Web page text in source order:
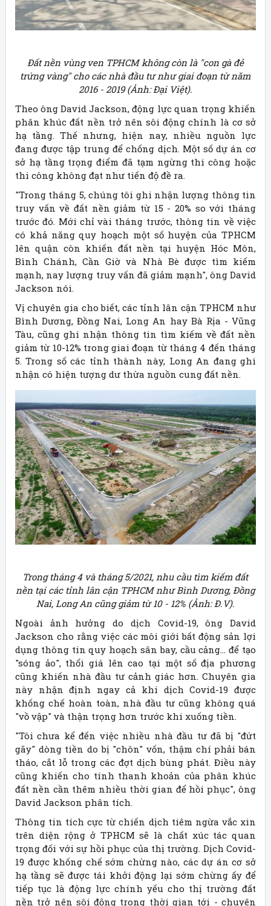
Đất nền vùng ven TPHCM không còn là "con gà đẻ
trứng vàng" cho các nhà đầu tư như giai đoạn từ năm
2016 - 2019 (Ảnh: Đại Việt).
Theo ông David Jackson, động lực quan trọng khiến
phân khúc đất nền trở nên sôi động chính là cơ sở
hạ tầng. Thế nhưng, hiện nay, nhiều nguồn lực
đang được tập trung để chống dịch. Một số dự án cơ
sở hạ tầng trọng điểm đã tạm ngừng thi công hoặc
thi công không đạt như tiến độ đề ra.
"Trong tháng 5, chúng tôi ghi nhận lượng thông tin
truy vấn về đất nền giảm từ 15 - 20% so với tháng
trước đó. Mới chỉ vài tháng trước, thông tin về việc
có khả năng quy hoạch một số huyện của TPHCM
lên quận còn khiến đất nền tại huyện Hóc Môn,
Bình Chánh, Cần Giờ và Nhà Bè được tìm kiếm
mạnh, nay lượng truy vấn đã giảm mạnh", ông David
Jackson nói.
Vị chuyên gia cho biết, các tỉnh lân cận TPHCM như
Bình Dương, Đồng Nai, Long An hay Bà Rịa - Vũng
Tàu, cũng ghi nhận thông tin tìm kiếm về đất nền
giảm từ 10-12% trong giai đoạn từ tháng 4 đến tháng
5. Trong số các tỉnh thành này, Long An đang ghi
nhận có hiện tượng dư thừa nguồn cung đất nền.
Trong tháng 4 và tháng 5/2021, nhu cầu tìm kiếm đất
nền tại các tỉnh lân cận TPHCM như Bình Dương, Đồng
Nai, Long An cũng giảm từ 10 - 12% (Ảnh: Đ.V).
Ngoài ảnh hưởng do dịch Covid-19, ông David
Jackson cho rằng việc các môi giới bất động sản lợi
dụng thông tin quy hoạch sân bay, cầu cảng… để tạo
"sóng ảo", thổi giá lên cao tại một số địa phương
cũng khiến nhà đầu tư cảnh giác hơn. Chuyên gia
này nhận định ngay cả khi dịch Covid-19 được
khống chế hoàn toàn, nhà đầu tư cũng không quá
"vồ vập" và thận trọng hơn trước khi xuống tiền.
"Tôi chưa kể đến việc nhiều nhà đầu tư đã bị "đứt
gãy" dòng tiền do bị "chôn" vốn, thậm chí phải bán
tháo, cắt lỗ trong các đợt dịch bùng phát. Điều này
cũng khiến cho tính thanh khoản của phân khúc
đất nền cần thêm nhiều thời gian để hồi phục", ông
David Jackson phân tích.
Thông tin tích cực từ chiến dịch tiêm ngừa vắc xin
trên diện rộng ở TPHCM sẽ là chất xúc tác quan
trọng đối với sự hồi phục của thị trường. Dịch Covid-
19 được khống chế sớm chừng nào, các dự án cơ sở
hạ tầng sẽ được tái khởi động lại sớm chừng ấy để
tiếp tục là động lực chính yếu cho thị trường đất
nền trở nên sôi động trong thời gian tới - chuyên